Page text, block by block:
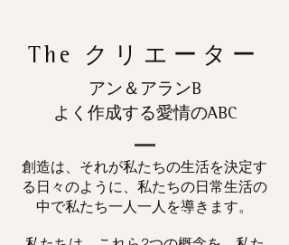
The クリエーター
アン＆アランB
よく作成する愛情のABC
創造は、それが私たちの生活を決定す
る日々のように、私たちの日常生活の
中で私たち一人一人を導きます。